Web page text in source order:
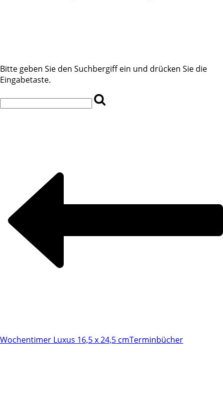
Bitte geben Sie den Suchbergiff ein und drücken Sie die
Eingabetaste.
Wochentimer Luxus 16,5 x 24,5 cmTerminbücher